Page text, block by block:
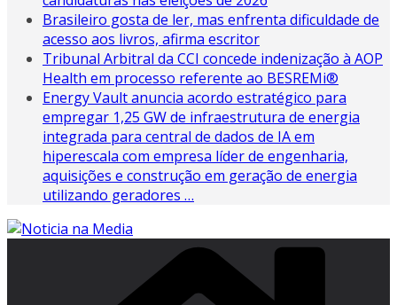
Brasileiro gosta de ler, mas enfrenta dificuldade de
acesso aos livros, afirma escritor
Tribunal Arbitral da CCI concede indenização à AOP
Health em processo referente ao BESREMi®
Energy Vault anuncia acordo estratégico para
empregar 1,25 GW de infraestrutura de energia
integrada para central de dados de IA em
hiperescala com empresa líder de engenharia,
aquisições e construção em geração de energia
utilizando geradores …